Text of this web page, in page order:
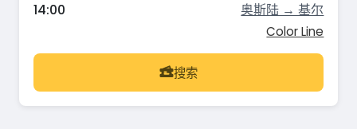
14:00 奥斯陆 → 基尔
Color Line
搜索